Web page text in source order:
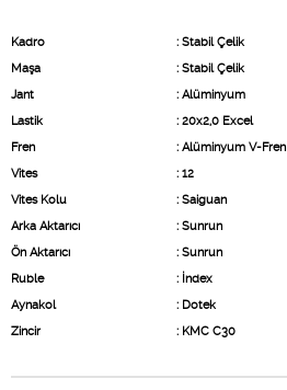
Kadro
: Stabil Çelik
Maşa
: Stabil Çelik
Jant
: Alüminyum
Lastik
: 20x2,0 Excel
Fren
: Alüminyum V-Fren
Vites
: 12
Vites Kolu
: Saiguan
Arka Aktarıcı
: Sunrun
Ön Aktarıcı
: Sunrun
Ruble
: İndex
Aynakol
: Dotek
Zincir
: KMC C30